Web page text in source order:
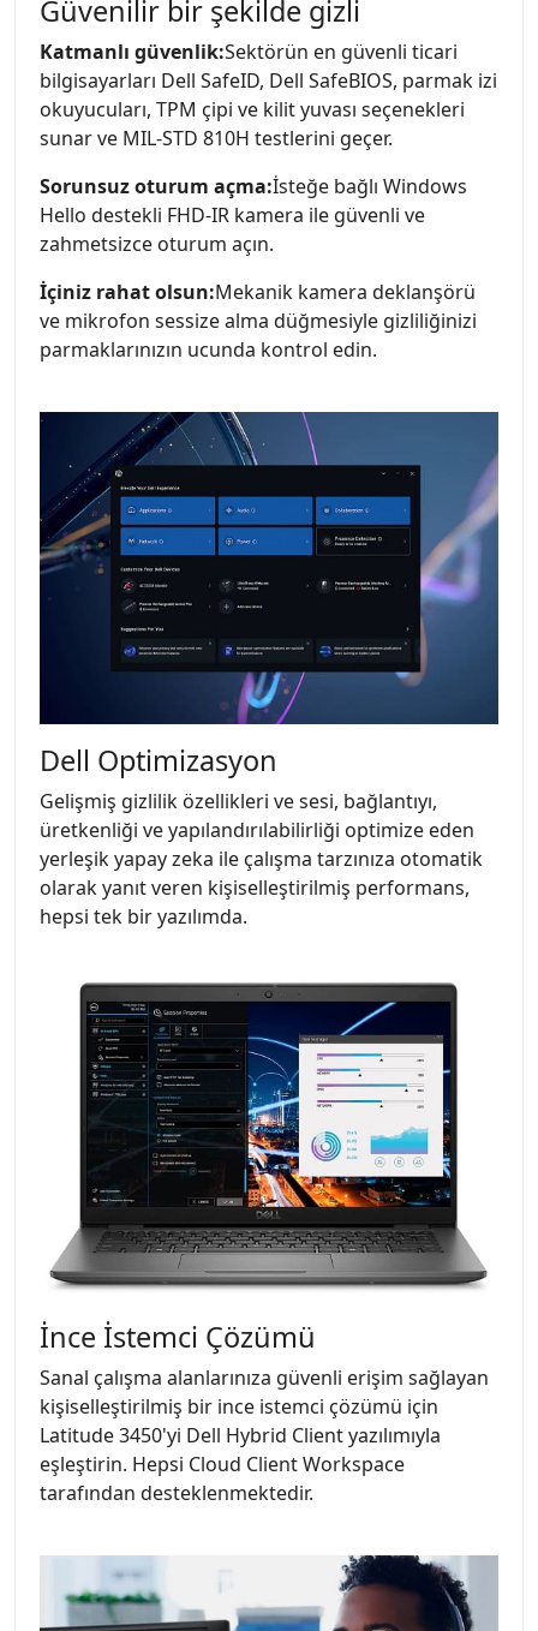
Güvenilir bir şekilde gizli
Katmanlı güvenlik:Sektörün en güvenli ticari
bilgisayarları Dell SafeID, Dell SafeBIOS, parmak izi
okuyucuları, TPM çipi ve kilit yuvası seçenekleri
sunar ve MIL-STD 810H testlerini geçer.
Sorunsuz oturum açma:İsteğe bağlı Windows
Hello destekli FHD-IR kamera ile güvenli ve
zahmetsizce oturum açın.
İçiniz rahat olsun:Mekanik kamera deklanşörü
ve mikrofon sessize alma düğmesiyle gizliliğinizi
parmaklarınızın ucunda kontrol edin.
Dell Optimizasyon
Gelişmiş gizlilik özellikleri ve sesi, bağlantıyı,
üretkenliği ve yapılandırılabilirliği optimize eden
yerleşik yapay zeka ile çalışma tarzınıza otomatik
olarak yanıt veren kişiselleştirilmiş performans,
hepsi tek bir yazılımda.
İnce İstemci Çözümü
Sanal çalışma alanlarınıza güvenli erişim sağlayan
kişiselleştirilmiş bir ince istemci çözümü için
Latitude 3450'yi Dell Hybrid Client yazılımıyla
eşleştirin. Hepsi Cloud Client Workspace
tarafından desteklenmektedir.